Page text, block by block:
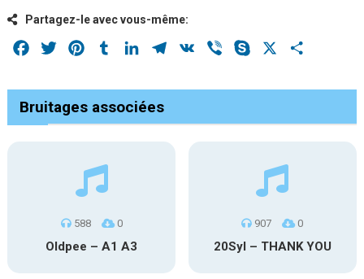
Partagez-le avec vous-même:
Facebook
Twitter PinterestTumblrLinkedInTelegram
VK Viber Skype
Bruitages associées
588 0
Oldpee – A1 A3
907 0
20Syl – THANK YOU